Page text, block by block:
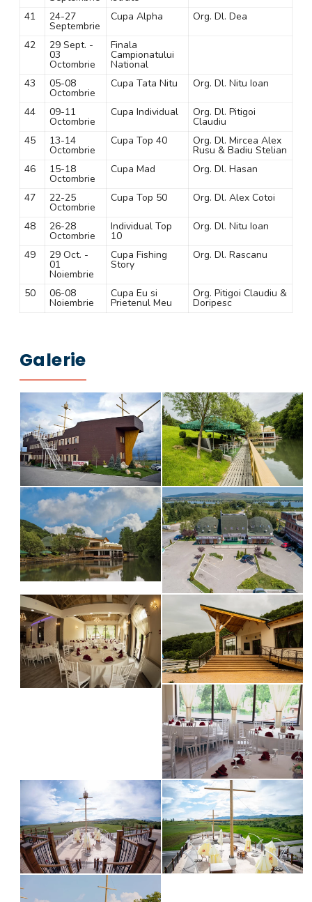
41
24-27
Septembrie
Cupa Alpha Org. Dl. Dea
42 29 Sept. -
03
Octombrie
Finala
Campionatului
National
43
05-08
Octombrie
Cupa Tata Nitu Org. Dl. Nitu Ioan
44 09-11
Octombrie
Cupa Individual Org. Dl. Pitigoi
Claudiu
45
13-14
Octombrie
Cupa Top 40 Org. Dl. Mircea Alex
Rusu & Badiu Stelian
46
15-18
Octombrie
Cupa Mad Org. Dl. Hasan
47 22-25
Octombrie
Cupa Top 50 Org. Dl. Alex Cotoi
48 26-28
Octombrie
Individual Top
10
Org. Dl. Nitu Ioan
49 29 Oct. -
01
Noiembrie
Cupa Fishing
Story
Org. Dl. Rascanu
50 06-08
Noiembrie
Cupa Eu si
Prietenul Meu
Org. Pitigoi Claudiu &
Doripesc
Galerie